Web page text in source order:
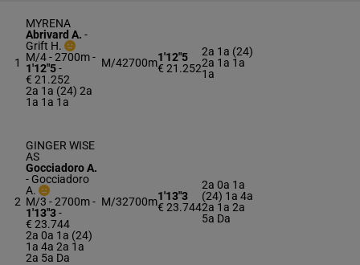
1
MYRENA
Abrivard A. -
Grift H.
M/4 - 2700m-
1'12"5-
€ 21.252
2a 1a (24) 2a
1a 1a 1a
M/42700m1'12"5
€ 21.252
2a 1a (24)
2a 1a 1a
1a
2
GINGER WISE
AS
Gocciadoro A.
- Gocciadoro
A.
M/3 - 2700m-
1'13"3-
€ 23.744
2a 0a 1a (24)
1a 4a 2a 1a
2a 5a Da
M/32700m1'13"3
€ 23.744
2a 0a 1a
(24) 1a 4a
2a 1a 2a
5a Da